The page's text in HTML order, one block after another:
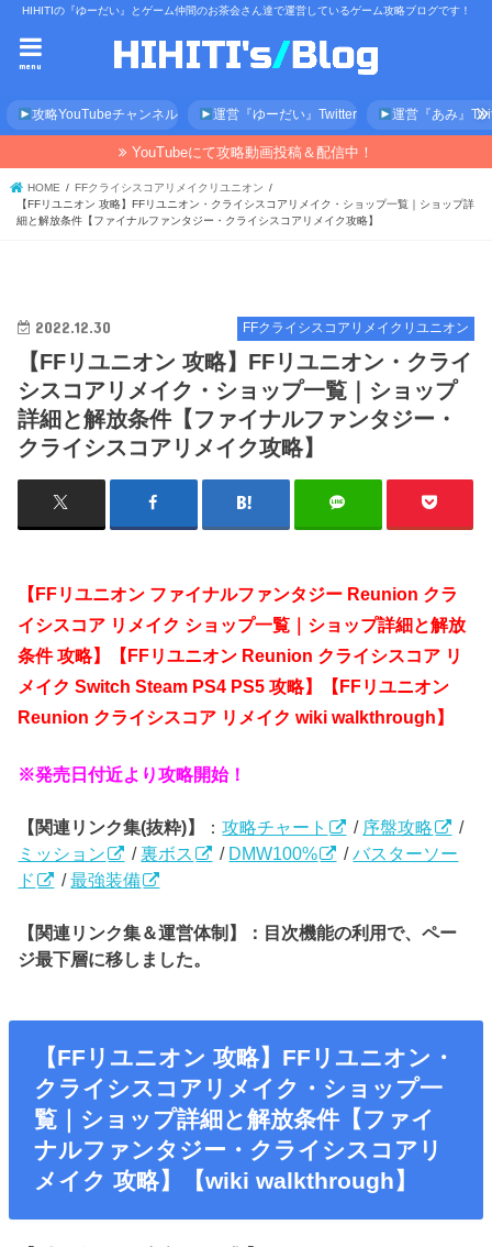
HIHITIの『ゆーだい』とゲーム仲間のお茶会さん達で運営しているゲーム攻略ブログです！
menu
攻略YouTubeチャンネル 運営『ゆーだい』Twitter 運営『あみ』
YouTubeにて攻略動画投稿＆配信中！
HOME
FFクライシスコアリメイクリユニオン
【FFリユニオン 攻略】FFリユニオン・クライシスコアリメイク・ショップ一覧｜ショップ詳
細と解放条件【ファイナルファンタジー・クライシスコアリメイク攻略】
FFクライシスコアリメイクリユニオン
2022.12.30
【FFリユニオン 攻略】FFリユニオン・クライ
シスコアリメイク・ショップ一覧｜ショップ
詳細と解放条件【ファイナルファンタジー・
クライシスコアリメイク攻略】
【FFリユニオン ファイナルファンタジー Reunion クラ
イシスコア リメイク ショップ一覧｜ショップ詳細と解放
条件 攻略】【FFリユニオン Reunion クライシスコア リ
メイク Switch Steam PS4 PS5 攻略】【FFリユニオン
Reunion クライシスコア リメイク wiki walkthrough】
※発売日付近より攻略開始！
【関連リンク集(抜粋)】 ：攻略チャート / 序盤攻略
/
ミッション
/裏ボス / DMW100% /バスターソー
ド
/最強装備
【関連リンク集＆運営体制】：目次機能の利用で、ペー
ジ最下層に移しました。
【FFリユニオン 攻略】FFリユニオン・
クライシスコアリメイク・ショップ一
覧｜ショップ詳細と解放条件【ファイ
ナルファンタジー・クライシスコアリ
メイク 攻略】【wiki walkthrough】